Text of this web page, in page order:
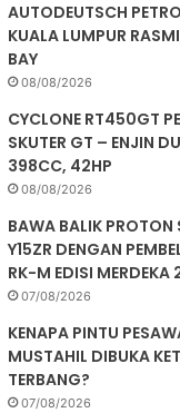
AUTODEUTSCH
KUALA LUMPUR
BAY
08/08/2026
CYCLONE RT450GT
SKUTER GT – ENJIN
398CC, 42HP
08/08/2026
BAWA BALIK
Y15ZR DENGAN
RK-M EDISI MERDEKA
07/08/2026
KENAPA PINTU
MUSTAHIL DIBUKA
TERBANG?
07/08/2026